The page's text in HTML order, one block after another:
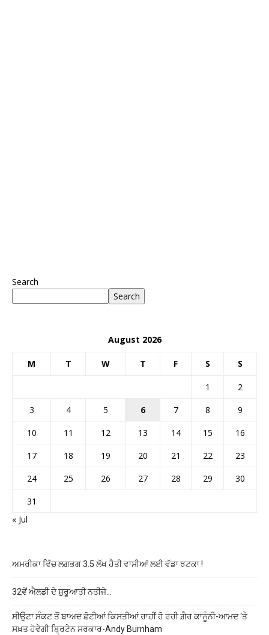
Search
Search
August 2026
M T W T F S S
1
2
3
4 5 6 7 8
9
10
11 12 13 14 15
16
17
18 19 20 21 22
23
24
25 26 27 28 29
30
31
« Jul
ਅਮਰੀਕਾ ਵਿੱਚ ਲਗਭਗ 3.5 ਲੱਖ ਹੈਤੀ ਵਾਸੀਆਂ ਲਈ ਵੱਡਾ ਝਟਕਾ !
32ਵੇਂ ਐਲਡੀ ਦੇ ਸ਼ੁਰੂਆਤੀ ਨਤੀਜੇ…
ਸੀਉਟਾ ਸੰਕਟ ਤੋਂ ਬਾਅਦ ਛੋਟੀਆਂ ਕਿਸਤੀਆਂ ਰਾਹੀਂ ਹੋ ਰਹੀ ਗ਼ੈਰ ਕਾਨੂੰਨੀ-ਆਮਦ ‘ਤੇ
ਸਖ਼ਤ ਹੋਵੇਗੀ ਬ੍ਰਿਟੇਨ ਸਰਕਾਰ-Andy Burnham